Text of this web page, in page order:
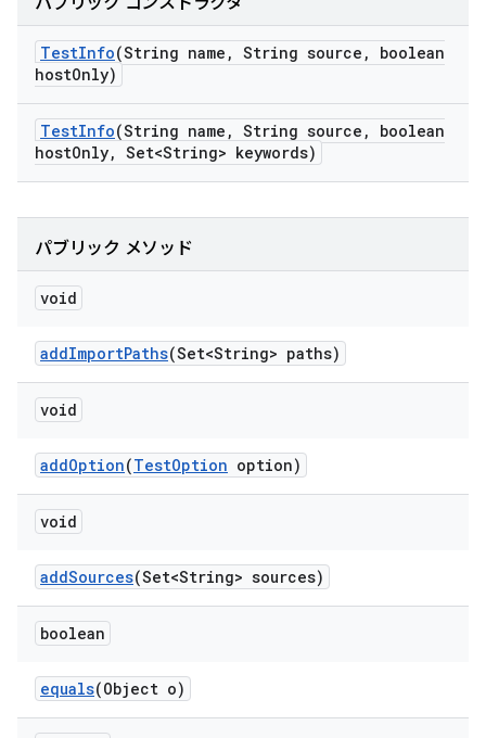
TestInfo(String name , String source ,
boolean
hostOnly)
TestInfo(String name , String source ,
boolean
hostOnly, Set<String> keywords)
パブリック メソッド
void
addImportPaths(Set<String> paths)
void
addOption(TestOption option)
void
addSources(Set<String> sources)
boolean
equals(Object o)